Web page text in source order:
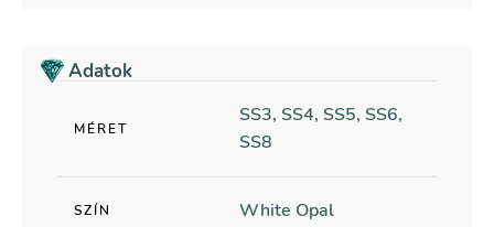
Adatok
MÉRET
SS3, SS4, SS5, SS6,
SS8
SZÍN White Opal